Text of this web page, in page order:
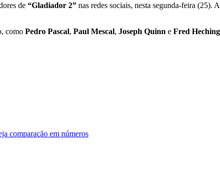
de “Gladiador 2” nas redes sociais, nesta segunda-feira (25).
como Pedro Pascal, Paul Mescal, Joseph Quinn e Fred
comparação em números